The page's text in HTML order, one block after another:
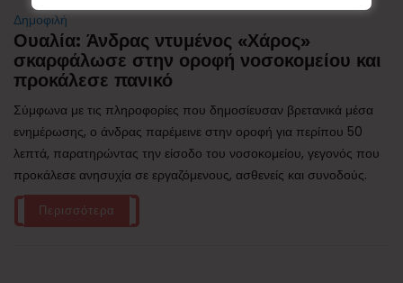
Δημοφιλή
Ουαλία: Άνδρας ντυμένος «Χάρος»
σκαρφάλωσε στην οροφή νοσοκομείου και
προκάλεσε πανικό
Σύμφωνα με τις πληροφορίες που δημοσίευσαν βρετανικά μέσα
ενημέρωσης, ο άνδρας παρέμεινε στην οροφή για περίπου 50
λεπτά, παρατηρώντας την είσοδο του νοσοκομείου, γεγονός που
προκάλεσε ανησυχία σε εργαζόμενους, ασθενείς και συνοδούς.
Περισσότερα